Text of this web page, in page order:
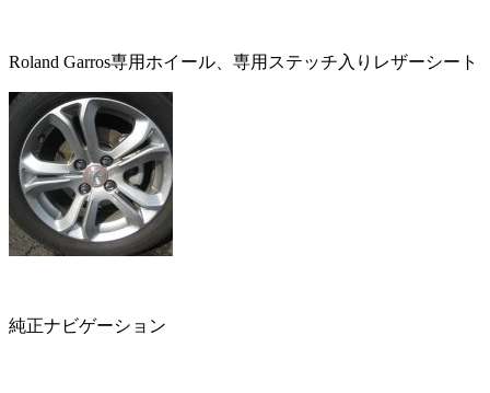
Roland Garros専用ホイール、専用ステッチ入りレザーシート
純正ナビゲーション